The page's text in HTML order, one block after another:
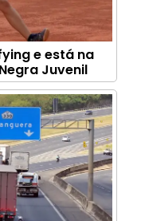
e está na
Juvenil